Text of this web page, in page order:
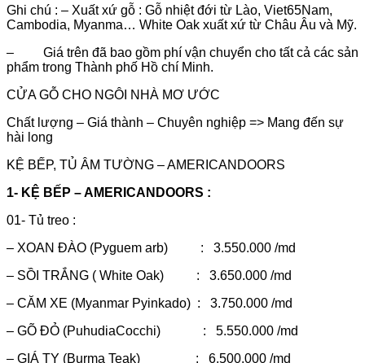
Ghi chú : – Xuất xứ gỗ : Gỗ nhiệt đới từ Lào, Viet65Nam,
Cambodia, Myanma… White Oak xuất xứ từ Châu Âu và Mỹ.
– Giá trên đã bao gồm phí vận chuyển cho tất cả các sản
phẩm trong Thành phố Hồ chí Minh.
CỬA GỖ CHO NGÔI NHÀ MƠ ƯỚC
Chất lượng – Giá thành – Chuyên nghiệp => Mang đến sự
hài long
KỆ BẾP, TỦ ÂM TƯỜNG – AMERICANDOORS
1- KỆ BẾP – AMERICANDOORS :
01- Tủ treo :
– XOAN ĐÀO (Pyguem arb) : 3.550.000 /md
– SỒI TRẮNG ( White Oak) : 3.650.000 /md
– CĂM XE (Myanmar Pyinkado) : 3.750.000 /md
– GÕ ĐỎ (PuhudiaCocchi) : 5.550.000 /md
– GIÁ TỴ (Burma Teak) : 6.500.000 /md